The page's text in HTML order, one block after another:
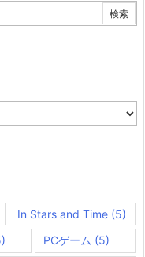
In Stars and Time (5)
PCゲーム (5)